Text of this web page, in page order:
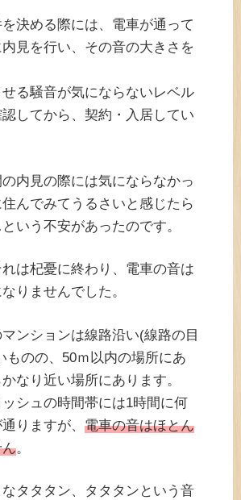
決める際には、電車が通って
見を行い、その音の大きさを
る騒音が気にならないレベル
してから、契約・入居してい
内見の際には気にならなかっ
んでみてうるさいと感じたら
いう不安があったのです。
は杞憂に終わり、電車の音は
りませんでした。
ンションは線路沿い(線路の目
ものの、50ｍ以内の場所にあ
なり近い場所にあります。
シュの時間帯には1時間に何
りますが、 電車の音はほとん
。
タタタン、タタタンという音